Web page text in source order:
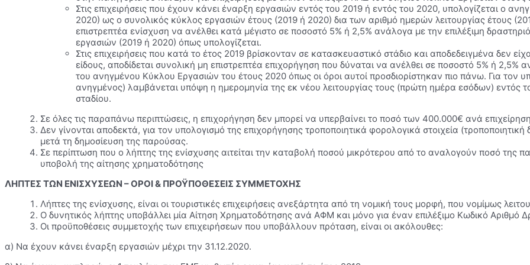
Στις επιχειρήσεις που έχουν κάνει έναρξη εργασιών εντός του 2019 ή εντός του 2020, υπολογίζεται ο
2020) ως ο συνολικός κύκλος εργασιών έτους (2019 ή 2020) δια των αριθμό ημερών λειτουργίας έτους
επιστρεπτέα ενίσχυση να ανέλθει κατά μέγιστο σε ποσοστό 5% ή 2,5% ανάλογα με την επιλέξιμη
εργασιών (2019 ή 2020) όπως υπολογίζεται.
Στις επιχειρήσεις που κατά το έτος 2019 βρίσκονταν σε κατασκευαστικό στάδιο και αποδεδειγμένα δεν
είδους, αποδίδεται συνολική μη επιστρεπτέα επιχορήγηση που δύναται να ανέλθει σε ποσοστό 5% ή 2,5%
του ανηγμένου Κύκλου Εργασιών του έτους 2020 όπως οι όροι αυτοί προσδιορίστηκαν πιο πάνω. Για τον
ανηγμένος) λαμβάνεται υπόψη η ημερομηνία της εκ νέου λειτουργίας τους (πρώτη ημέρα εσόδων)
σταδίου.
Σε όλες τις παραπάνω περιπτώσεις, η επιχορήγηση δεν μπορεί να υπερβαίνει το ποσό των 400.000€ ανά
Δεν γίνονται αποδεκτά, για τον υπολογισμό της επιχορήγησης τροποποιητικά φορολογικά στοιχεία
μετά τη δημοσίευση της παρούσας.
Σε περίπτωση που ο λήπτης της ενίσχυσης αιτείται την καταβολή ποσού μικρότερου από το αναλογούν ποσό της
υποβολή της αίτησης χρηματοδότησης
ΛΗΠΤΕΣ ΤΩΝ ΕΝΙΣΧΥΣΕΩΝ – ΟΡΟΙ & ΠΡΟΫΠΟΘΕΣΕΙΣ ΣΥΜΜΕΤΟΧΗΣ
Λήπτες της ενίσχυσης, είναι οι τουριστικές επιχειρήσεις ανεξάρτητα από τη νομική τους μορφή, που νομίμως
Ο δυνητικός λήπτης υποβάλλει μία Αίτηση Χρηματοδότησης ανά ΑΦΜ και μόνο για έναν επιλέξιμο Κωδικό Αριθμό
Οι προϋποθέσεις συμμετοχής των επιχειρήσεων που υποβάλλουν πρόταση, είναι οι ακόλουθες:
α) Να έχουν κάνει έναρξη εργασιών μέχρι την 31.12.2020.